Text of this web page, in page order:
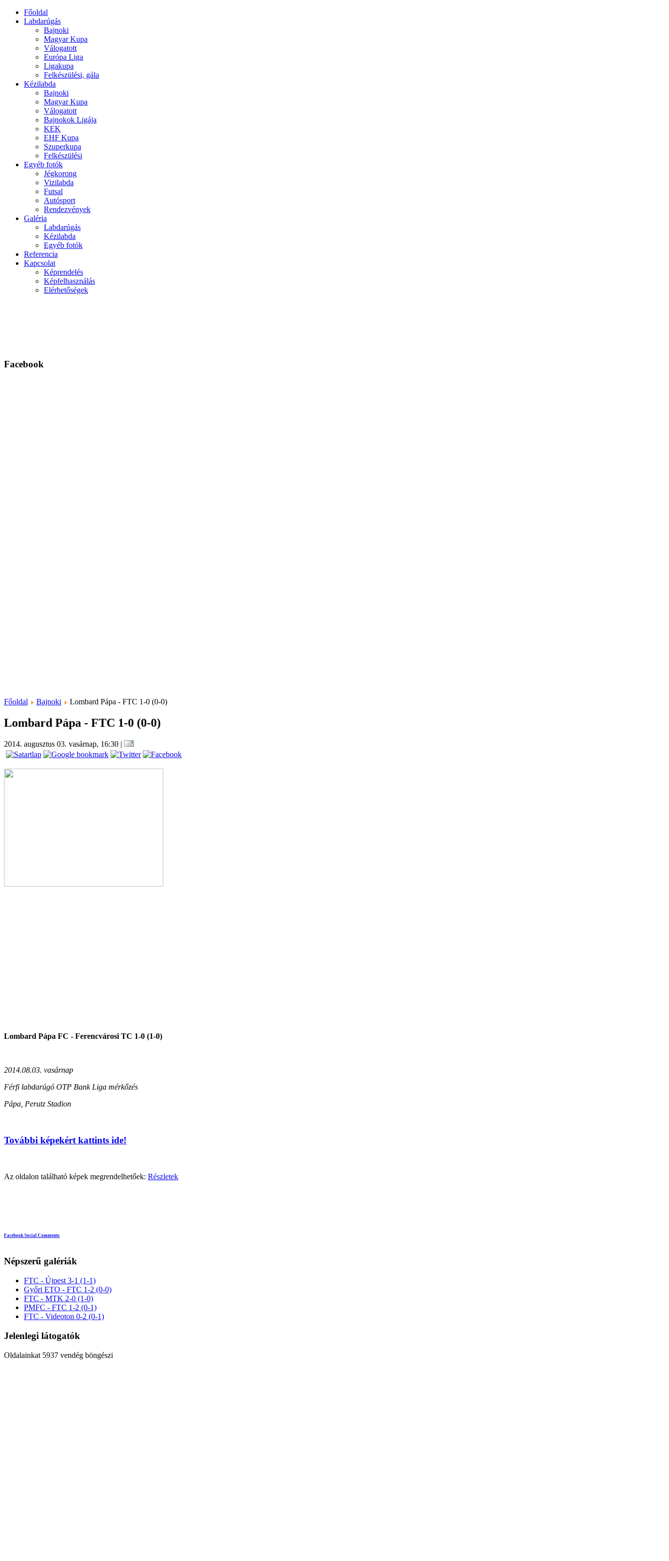
Főoldal
Labdarúgás
Bajnoki
Magyar Kupa
Válogatott
Európa Liga
Ligakupa
Felkészülési, gála
Kézilabda
Bajnoki
Magyar Kupa
Válogatott
Bajnokok Ligája
KEK
EHF Kupa
Szuperkupa
Felkészülési
Egyéb fotók
Jégkorong
Vizilabda
Futsal
Autósport
Rendezvények
Galéria
Labdarúgás
Kézilabda
Egyéb fotók
Referencia
Kapcsolat
Képrendelés
Képfelhasználás
Elérhetőségek
Facebook
Főoldal Bajnoki Lombard Pápa - FTC 1-0 (0-0)
Lombard Pápa - FTC 1-0 (0-0)
2014. augusztus 03. vasárnap, 16:30 |
Lombard Pápa FC - Ferencvárosi TC 1-0 (1-0)
2014.08.03. vasárnap
Férfi labdarúgó OTP Bank Liga mérkőzés
Pápa, Perutz Stadion
További képekért kattints ide!
Az oldalon található képek megrendelhetőek: Részletek
Facebook Social Comments
Népszerű galériák
FTC - Újpest 3-1 (1-1)
Győri ETO - FTC 1-2 (0-0)
FTC - MTK 2-0 (1-0)
PMFC - FTC 1-2 (0-1)
FTC - Videoton 0-2 (0-1)
Jelenlegi látogatók
Oldalainkat 5937 vendég böngészi